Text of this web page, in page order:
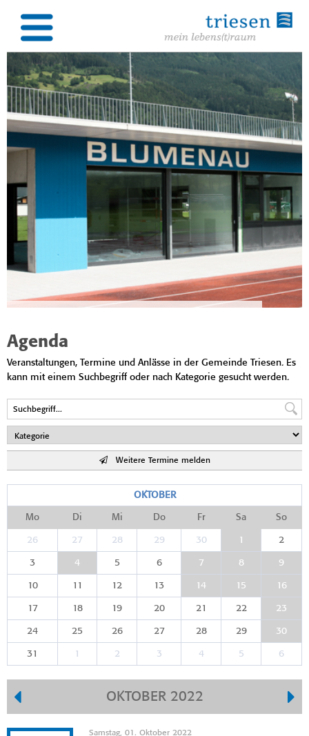
Agenda
Veranstaltungen, Termine und Anlässe in der Gemeinde Triesen. Es
kann mit einem Suchbegriff oder nach Kategorie gesucht werden.
Weitere Termine melden
OKTOBER
Mo Di Mi Do Fr Sa So
26 27 28 29 30 1 2
3 4 5 6 7 8 9
10 11 12 13 14 15 16
17 18 19 20 21 22 23
24 25 26 27 28 29 30
31 1 2 3 4 5 6
OKTOBER 2022
Samstag, 01. Oktober 2022